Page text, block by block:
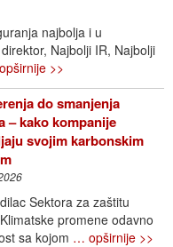
najbolja i u
Najbolji IR, Najbolji
>>
do smanjenja
– kako kompanije
svojim karbonskim
Sektora za zaštitu
promene odavno
sa kojom … opširnije >>